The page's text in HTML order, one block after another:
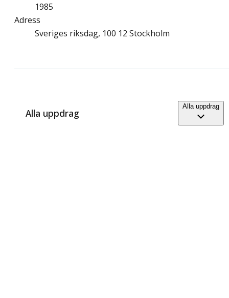
1985
Adress
Sveriges riksdag, 100 12 Stockholm
Alla uppdrag
Alla uppdrag